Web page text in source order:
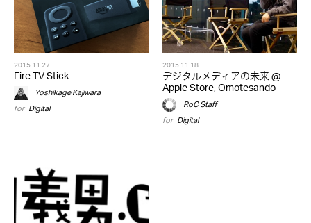
2015.11.27
Fire TV Stick
Yoshikage Kajiwara
for Digital
2015.11.18
デジタルメディアの未来 @
Apple Store, Omotesando
RoC Staff
for Digital